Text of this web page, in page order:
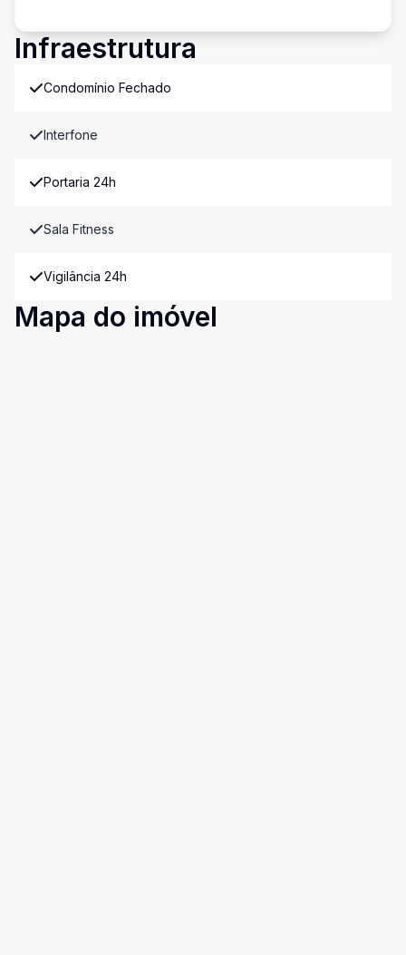
Infraestrutura
Condomínio Fechado
Interfone
Portaria 24h
Sala Fitness
Vigilância 24h
Mapa do imóvel